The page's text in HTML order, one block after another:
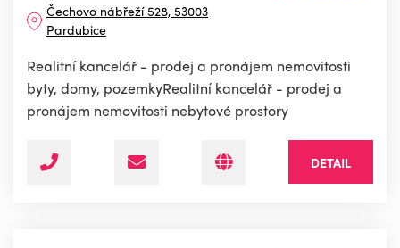
Čechovo nábřeží 528, 53003
Pardubice
Realitní kancelář - prodej a pronájem nemovitosti
byty, domy, pozemkyRealitní kancelář - prodej a
pronájem nemovitosti nebytové prostory
DETAIL